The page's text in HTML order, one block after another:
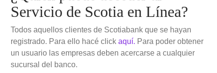
Servicio de Scotia en Línea?
Todos aquellos clientes de Scotiabank que se hayan
registrado. Para ello hacé clickaquí. Para poder obtener
un usuario las empresas deben acercarse a cualquier
sucursal del banco.